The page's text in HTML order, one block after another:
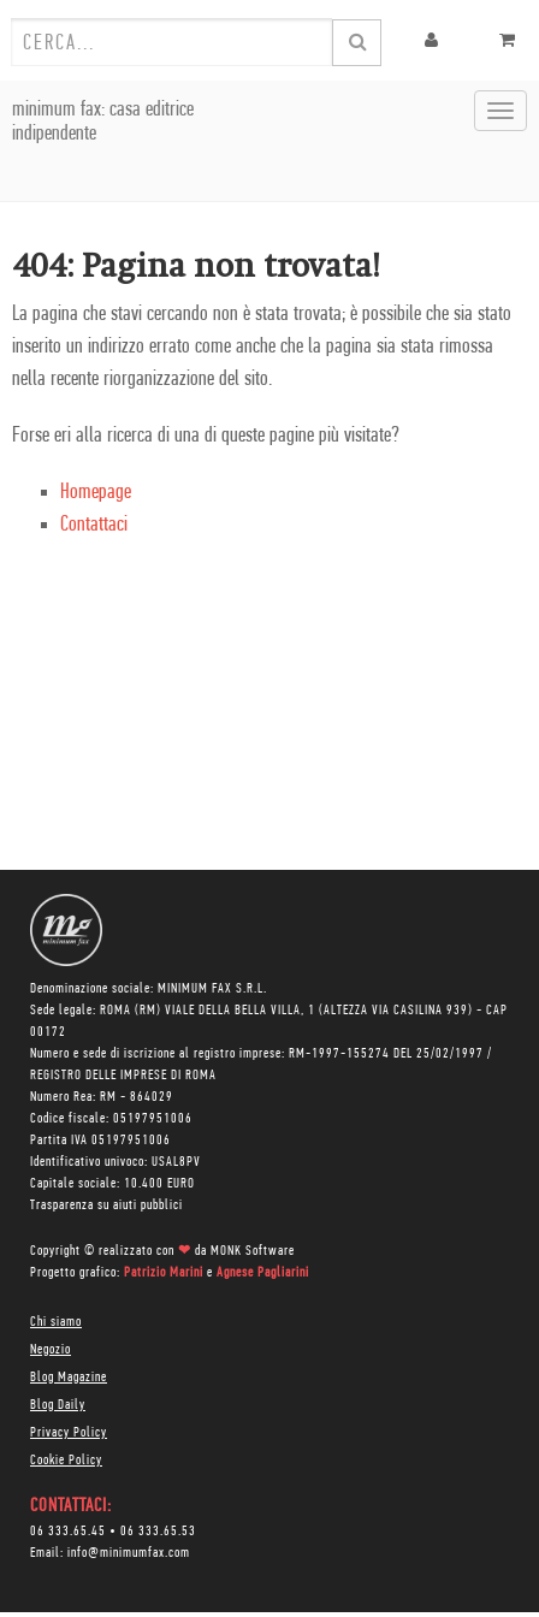
minimum fax: casa editrice
indipendente
404: Pagina non trovata!
La pagina che stavi cercando non è stata trovata; è possibile che sia stato
inserito un indirizzo errato come anche che la pagina sia stata rimossa
nella recente riorganizzazione del sito.
Forse eri alla ricerca di una di queste pagine più visitate?
Homepage
Contattaci
Denominazione sociale: MINIMUM FAX S.R.L.
Sede legale: ROMA (RM) VIALE DELLA BELLA VILLA, 1 (ALTEZZA VIA CASILINA 939) - CAP
00172
Numero e sede di iscrizione al registro imprese: RM-1997-155274 DEL 25/02/1997 /
REGISTRO DELLE IMPRESE DI ROMA
Numero Rea: RM - 864029
Codice fiscale: 05197951006
Partita IVA 05197951006
Identificativo univoco: USAL8PV
Capitale sociale: 10.400 EURO
Trasparenza su aiuti pubblici
Copyright © realizzato con ❤ da MONK Software
Progetto grafico: Patrizio Marini e Agnese Pagliarini
Chi siamo
Negozio
Blog Magazine
Blog Daily
Privacy Policy
Cookie Policy
CONTATTACI:
06 333.65.45 • 06 333.65.53
Email: info@minimumfax.com